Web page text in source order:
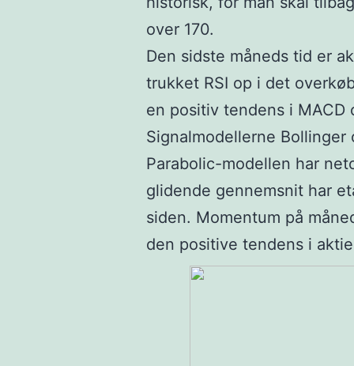
over 170.
Den sidste måneds tid er
trukket RSI op i det
en positiv tendens i MACD
Signalmodellerne
Parabolic-modellen har
glidende gennemsnit har
siden. Momentum på
den positive tendens i